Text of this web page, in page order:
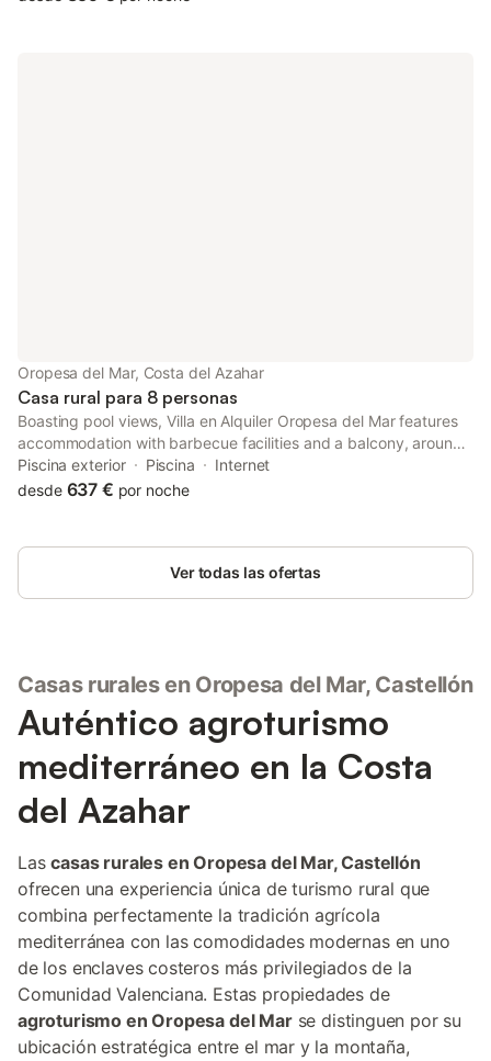
Oropesa del Mar, Costa del Azahar
Casa rural para 8 personas
Boasting pool views, Villa en Alquiler Oropesa del Mar features
accommodation with barbecue facilities and a balcony, around
1 km from La Concha Beach. This villa features a private pool, a
garden and free private parking.
Piscina exterior Piscina
Internet
desde 637 € por noche
Ver todas las ofertas
Casas rurales en Oropesa del Mar, Castellón
Auténtico agroturismo
mediterráneo en la Costa
del Azahar
Lascasas rurales en Oropesa del Mar, Castellón
ofrecen una experiencia única de turismo rural que
combina perfectamente la tradición agrícola
mediterránea con las comodidades modernas en uno
de los enclaves costeros más privilegiados de la
Comunidad Valenciana. Estas propiedades de
agroturismo en Oropesa del Marse distinguen por su
ubicación estratégica entre el mar y la montaña,